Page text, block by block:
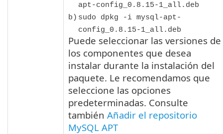
apt-config_0.8.15-1_all.deb
b) sudo dpkg -i mysql-apt-
config_0.8.15-1_all.deb
Puede seleccionar las versiones de
los componentes que desea
instalar durante la instalación del
paquete. Le recomendamos que
seleccione las opciones
predeterminadas. Consulte
también Añadir el repositorio
MySQL APT